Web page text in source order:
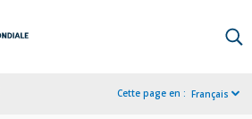
Cette page en : Français